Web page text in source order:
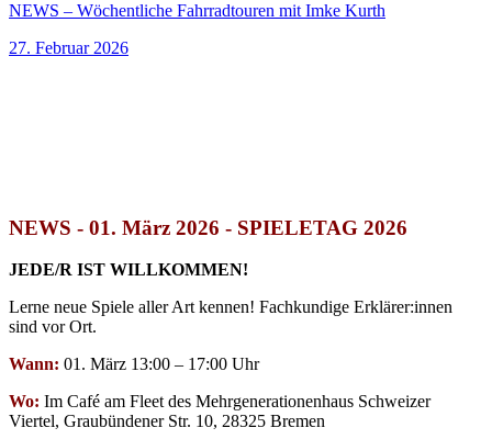
NEWS – Wöchentliche Fahrradtouren mit Imke Kurth
27. Februar 2026
NEWS - 01. März 2026 - SPIELETAG 2026
JEDE/R IST WILLKOMMEN!
Lerne neue Spiele aller Art kennen! Fachkundige Erklärer:innen
sind vor Ort.
Wann: 01. März 13:00 – 17:00 Uhr
Wo: Im Café am Fleet des Mehrgenerationenhaus Schweizer
Viertel, Graubündener Str. 10, 28325 Bremen